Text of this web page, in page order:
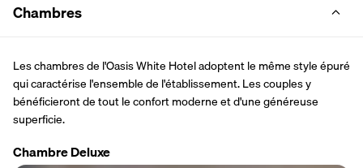
Chambres
Les chambres de l'Oasis White Hotel adoptent le même style épuré
qui caractérise l'ensemble de l'établissement. Les couples y
bénéficieront de tout le confort moderne et d'une généreuse
superficie.
Chambre Deluxe